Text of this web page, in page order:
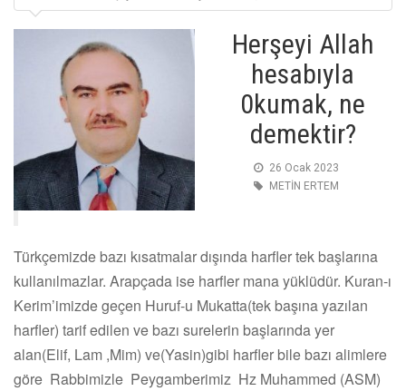
Herşeyi Allah
hesabıyla
0kumak, ne
demektir?
26 Ocak 2023
METİN ERTEM
Türkçemizde bazı kısatmalar dışında harfler tek başlarına
kullanılmazlar. Arapçada ise harfler mana yüklüdür. Kuran-ı
Kerim’imizde geçen Huruf-u Mukatta(tek başına yazılan
harfler) tarif edilen ve bazı surelerin başlarında yer
alan(Elif, Lam ,Mim) ve(Yasin)gibi harfler bile bazı alimlere
göre Rabbimizle Peygamberimiz Hz Muhammed (ASM)